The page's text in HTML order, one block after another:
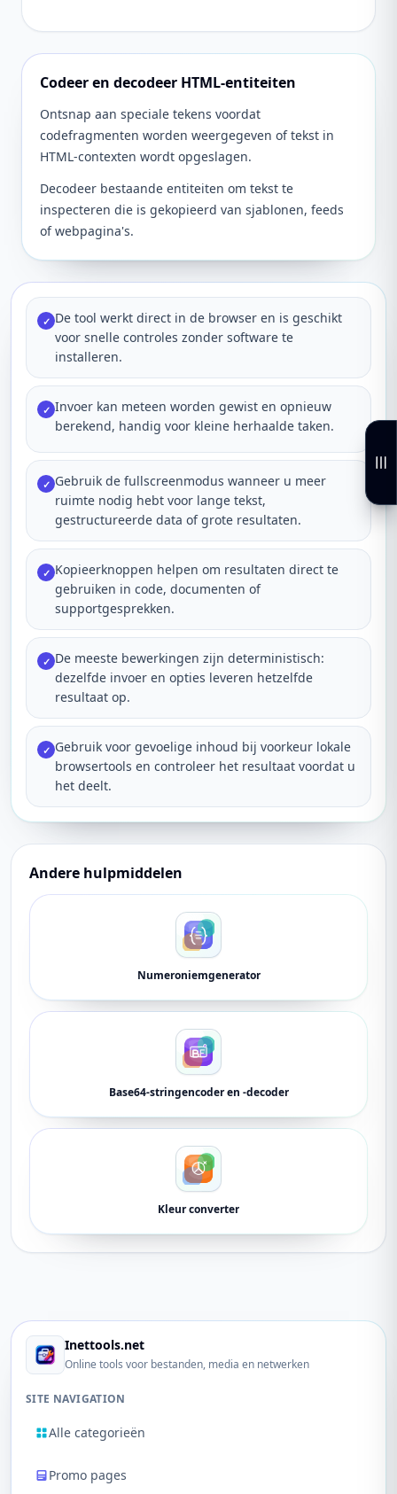
Codeer en decodeer HTML-entiteiten
Ontsnap aan speciale tekens voordat
codefragmenten worden weergegeven of tekst in
HTML-contexten wordt opgeslagen.
Decodeer bestaande entiteiten om tekst te
inspecteren die is gekopieerd van sjablonen, feeds
of webpagina's.
✓ De tool werkt direct in de browser en is geschikt
voor snelle controles zonder software te
installeren.
✓ Invoer kan meteen worden gewist en opnieuw
berekend, handig voor kleine herhaalde taken.
✓ Gebruik de fullscreenmodus wanneer u meer
ruimte nodig hebt voor lange tekst,
gestructureerde data of grote resultaten.
✓ Kopieerknoppen helpen om resultaten direct te
gebruiken in code, documenten of
supportgesprekken.
✓ De meeste bewerkingen zijn deterministisch:
dezelfde invoer en opties leveren hetzelfde
resultaat op.
✓ Gebruik voor gevoelige inhoud bij voorkeur lokale
browsertools en controleer het resultaat voordat u
het deelt.
Andere hulpmiddelen
Numeroniemgenerator
Base64-stringencoder en -decoder
Kleur converter
Inettools.net
Online tools voor bestanden, media en netwerken
SITE NAVIGATION
Alle categorieën
Promo pages